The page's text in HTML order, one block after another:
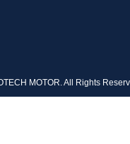
MOTOR. All Rights